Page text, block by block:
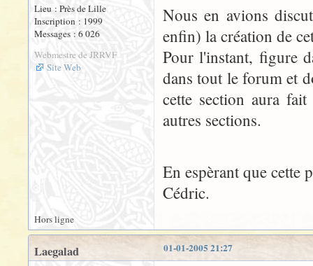
Lieu : Près de Lille
Inscription : 1999
Messages : 6 026
Webmestre de JRRVF
Site Web
Nous en avions
enfin) la création de
Pour l'instant, figure
dans tout le forum et
cette section aura fait
autres sections.
En espèrant que cette
Cédric.
Hors ligne
01-01-2005 21:27
Laegalad